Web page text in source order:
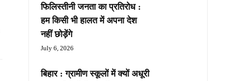
फिलिस्तीनी जनता का प्रतिरोध :
हम किसी भी हालत में अपना देश
नहीं छोड़ेंगे
July 6, 2026
बिहार : ग्रामीण स्कूलों में क्यों अधूरी